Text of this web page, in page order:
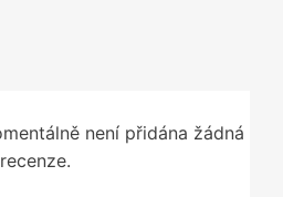
není přidána žádná
recenze.